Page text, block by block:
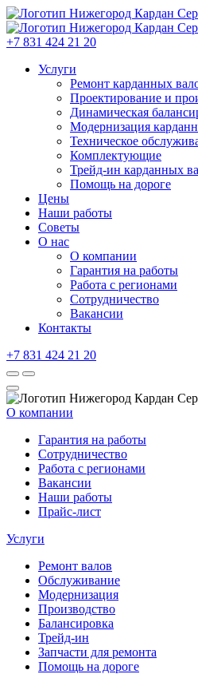
+7 831 424 21 20
Услуги
Ремонт карданных
Проектирование и
Динамическая
Модернизация
Техническое
Комплектующие
Трейд-ин карданных
Помощь на дороге
Цены
Наши работы
Советы
О нас
О компании
Гарантия на работы
Работа с регионами
Сотрудничество
Вакансии
Контакты
+7 831 424 21 20
О компании
Гарантия на работы
Сотрудничество
Работа с регионами
Вакансии
Наши работы
Прайс-лист
Услуги
Ремонт валов
Обслуживание
Модернизация
Производство
Балансировка
Трейд-ин
Запчасти для ремонта
Помощь на дороге